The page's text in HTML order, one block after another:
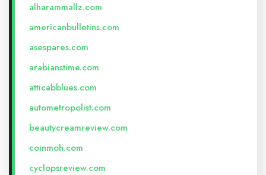
alharammallz.com
americanbulletins.com
asespares.com
arabianstime.com
atticabblues.com
autometropolist.com
beautycreamreview.com
coinmoh.com
cyclopsreview.com